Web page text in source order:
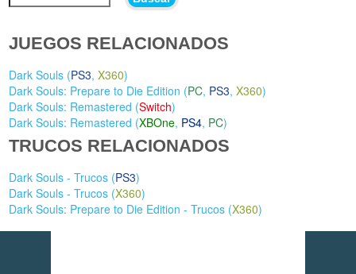
JUEGOS RELACIONADOS
Dark Souls (PS3,X360)
Dark Souls: Prepare to Die Edition (PC, PS3,X360)
Dark Souls: Remastered (Switch)
Dark Souls: Remastered (XBOne, PS4, PC)
TRUCOS RELACIONADOS
Dark Souls - Trucos (PS3)
Dark Souls - Trucos (X360)
Dark Souls: Prepare to Die Edition - Trucos (X360)